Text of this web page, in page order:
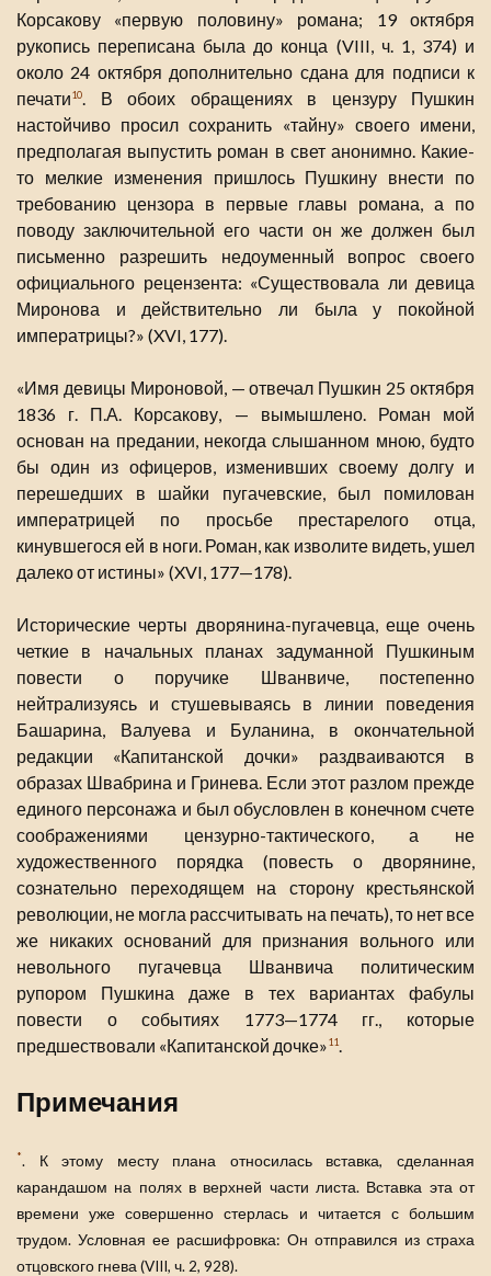
Корсакову «первую половину» романа; 19 октября
рукопись переписана была до конца (VIII, ч. 1, 374) и
около 24 октября дополнительно сдана для подписи к
печати10. В обоих обращениях в цензуру Пушкин
настойчиво просил сохранить «тайну» своего имени,
предполагая выпустить роман в свет анонимно. Какие-
то мелкие изменения пришлось Пушкину внести по
требованию цензора в первые главы романа, а по
поводу заключительной его части он же должен был
письменно разрешить недоуменный вопрос своего
официального рецензента: «Существовала ли девица
Миронова и действительно ли была у покойной
императрицы?» (XVI, 177).
«Имя девицы Мироновой, — отвечал Пушкин 25 октября
1836 г. П.А. Корсакову, — вымышлено. Роман мой
основан на предании, некогда слышанном мною, будто
бы один из офицеров, изменивших своему долгу и
перешедших в шайки пугачевские, был помилован
императрицей по просьбе престарелого отца,
кинувшегося ей в ноги. Роман, как изволите видеть, ушел
далеко от истины» (XVI, 177—178).
Исторические черты дворянина-пугачевца, еще очень
четкие в начальных планах задуманной Пушкиным
повести о поручике Шванвиче, постепенно
нейтрализуясь и стушевываясь в линии поведения
Башарина, Валуева и Буланина, в окончательной
редакции «Капитанской дочки» раздваиваются в
образах Швабрина и Гринева. Если этот разлом прежде
единого персонажа и был обусловлен в конечном счете
соображениями цензурно-тактического, а не
художественного порядка (повесть о дворянине,
сознательно переходящем на сторону крестьянской
революции, не могла рассчитывать на печать), то нет все
же никаких оснований для признания вольного или
невольного пугачевца Шванвича политическим
рупором Пушкина даже в тех вариантах фабулы
повести о событиях 1773—1774 гг., которые
предшествовали «Капитанской дочке»11.
Примечания
*. К этому месту плана относилась вставка, сделанная
карандашом на полях в верхней части листа. Вставка эта от
времени уже совершенно стерлась и читается с большим
трудом. Условная ее расшифровка: Он отправился из страха
отцовского гнева (VIII, ч. 2, 928).